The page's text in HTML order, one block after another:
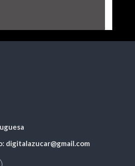
digitalazucar@gmail.com